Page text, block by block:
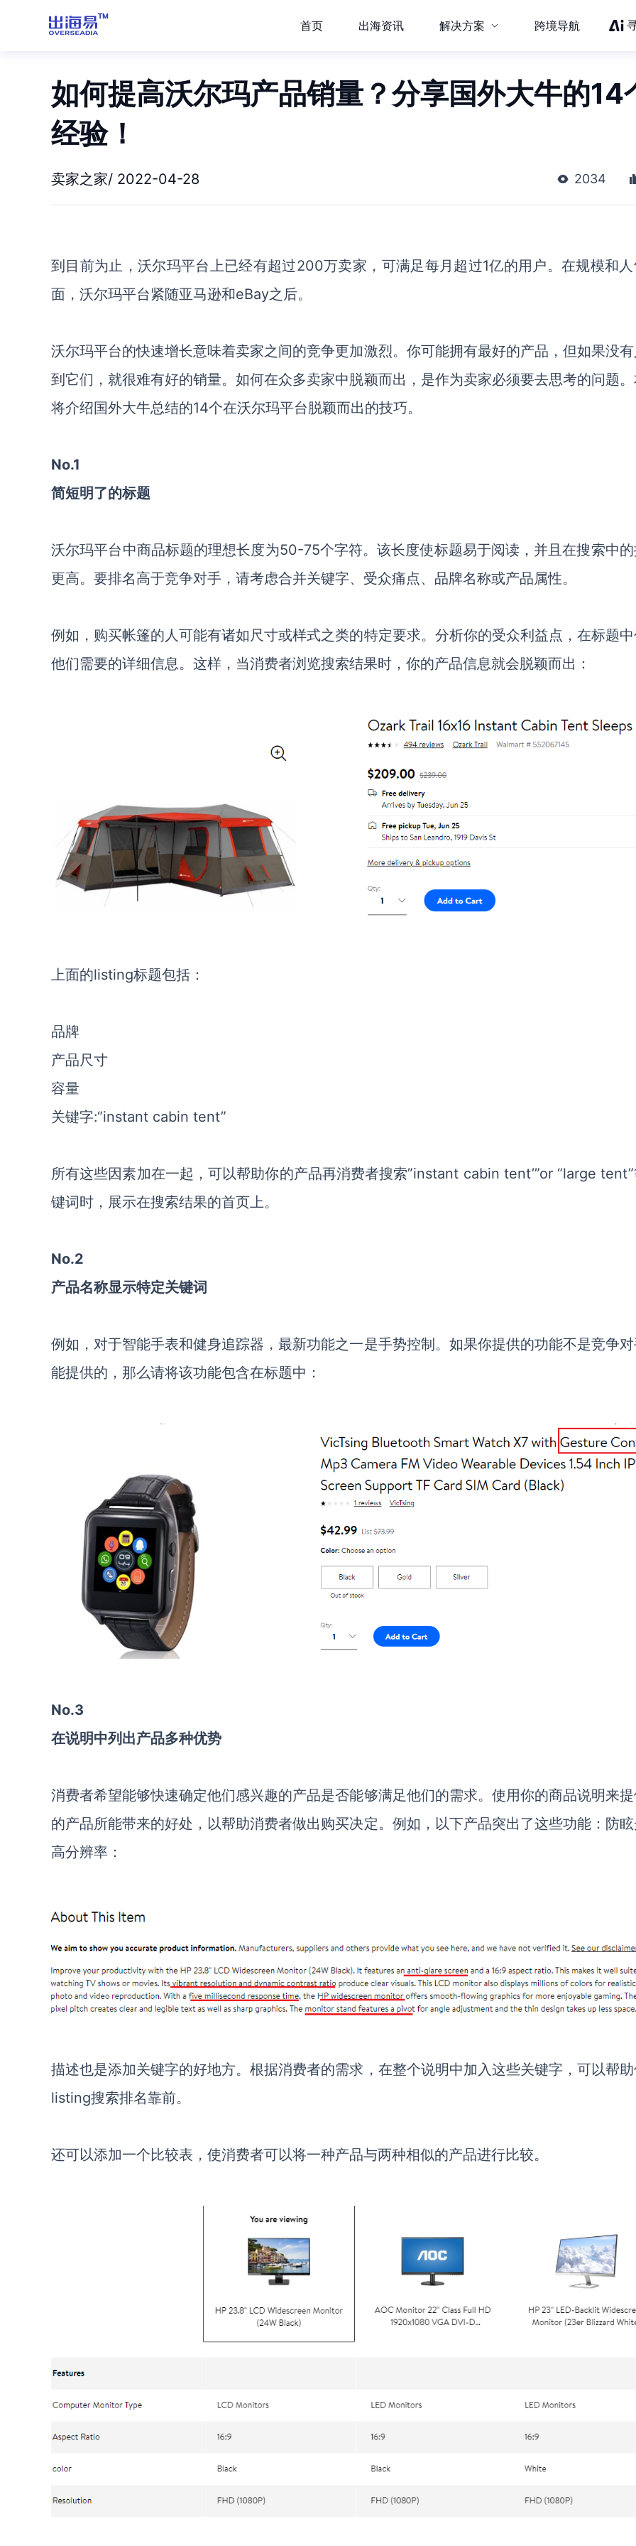
首页 出海资讯 解决方案 跨境导航
如何提高沃尔玛产品销量？分享国外大牛的14
经验！
卖家之家/ 2022-04-28 2034
到目前为止，沃尔玛平台上已经有超过200万卖家，可满足每月超过1亿的用户。在规模和
面，沃尔玛平台紧随亚马逊和eBay之后。
沃尔玛平台的快速增长意味着卖家之间的竞争更加激烈。你可能拥有最好的产品，但如果没
到它们，就很难有好的销量。如何在众多卖家中脱颖而出，是作为卖家必须要去思考的问题
将介绍国外大牛总结的14个在沃尔玛平台脱颖而出的技巧。
No.1
简短明了的标题
沃尔玛平台中商品标题的理想长度为50-75个字符。该长度使标题易于阅读，并且在搜索中
更高。要排名高于竞争对手，请考虑合并关键字、受众痛点、品牌名称或产品属性。
例如，购买帐篷的人可能有诸如尺寸或样式之类的特定要求。分析你的受众利益点，在标题
他们需要的详细信息。这样，当消费者浏览搜索结果时，你的产品信息就会脱颖而出：
上面的listing标题包括：
品牌
产品尺寸
容量
关键字:“instant cabin tent”
所有这些因素加在一起，可以帮助你的产品再消费者搜索”instant cabin tent’”or “large
键词时，展示在搜索结果的首页上。
No.2
产品名称显示特定关键词
例如，对于智能手表和健身追踪器，最新功能之一是手势控制。如果你提供的功能不是竞争
能提供的，那么请将该功能包含在标题中：
No.3
在说明中列出产品多种优势
消费者希望能够快速确定他们感兴趣的产品是否能够满足他们的需求。使用你的商品说明来
的产品所能带来的好处，以帮助消费者做出购买决定。例如，以下产品突出了这些功能：防
高分辨率：
描述也是添加关键字的好地方。根据消费者的需求，在整个说明中加入这些关键字，可以帮
listing搜索排名靠前。
还可以添加一个比较表，使消费者可以将一种产品与两种相似的产品进行比较。